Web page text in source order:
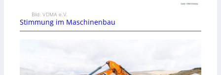
Bild: VDMA e.V.
Stimmung im Maschinenbau